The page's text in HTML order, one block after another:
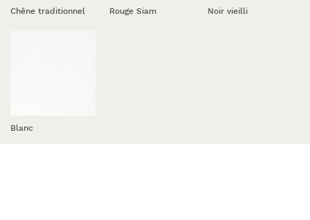
Chêne traditionnel Rouge Siam Noir vieilli
Blanc